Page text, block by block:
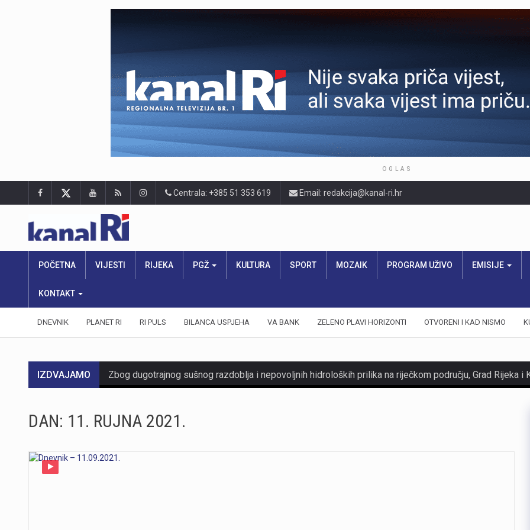
OGLAS
Centrala: +385 51 353 619 Email: redakcija@kanal-ri.hr
POČETNA VIJESTI RIJEKA PGŽ KULTURA SPORT MOZAIK PROGRAM UŽIVO EMISIJE
KONTAKT
DNEVNIK PLANET RI RI PULS BILANCA USPJEHA VA BANK ZELENO PLAVI HORIZONTI OTVORENI I KAD NISMO
IZDVAJAMO
DAN: 11. RUJNA 2021.